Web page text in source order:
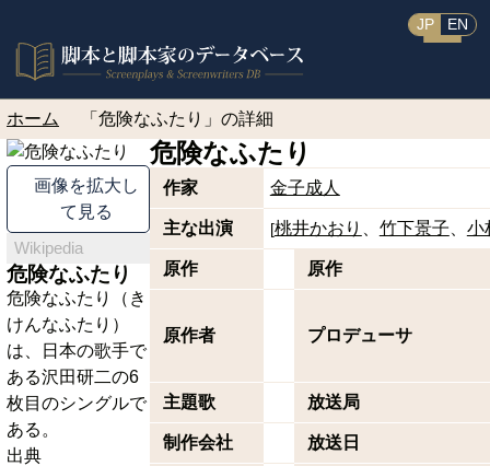
JP EN
ホーム 「危険なふたり」の詳細
画像を拡大し
て見る
Wikipedia
危険なふたり
危険なふたり（き
けんなふたり）
は、日本の歌手で
ある沢田研二の6
枚目のシングルで
ある。
出典
危険なふたり
作家 金子成人
主な出演 [桃井かおり 竹下景子 小
原作 原作
原作者 プロデューサ
主題歌 放送局
制作会社 放送日